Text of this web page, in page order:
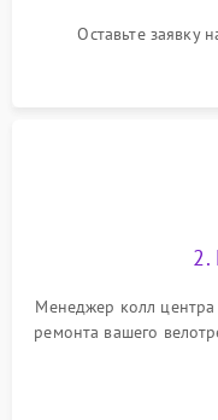
Оставьте заявку
2.
Менеджер колл центра
ремонта вашего